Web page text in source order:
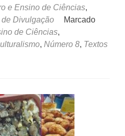
e Ensino de Ciências,
de Divulgação
Marcado
de Ciências,
, Número 8, Textos